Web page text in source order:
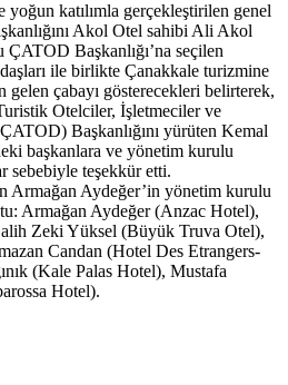
katılımla gerçekleştirilen genel
Akol Otel sahibi Ali Akol
ÇATOD Başkanlığı’na seçilen
ile birlikte Çanakkale turizmine
gelen çabayı gösterecekleri belirterek,
Otelciler, İşletmeciler ve
Başkanlığını yürüten Kemal
başkanlara ve yönetim kurulu
sebebiyle teşekkür etti.
Armağan Aydeğer’in yönetim kurulu
Armağan Aydeğer (Anzac Hotel),
Zeki Yüksel (Büyük Truva Otel),
Candan (Hotel Des Etrangers-
(Kale Palas Hotel), Mustafa
Hotel).